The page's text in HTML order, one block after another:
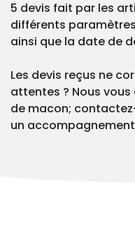
5 devis fait par les
différents
ainsi que la date de
Les devis reçus ne
attentes ? Nous
de macon;
un